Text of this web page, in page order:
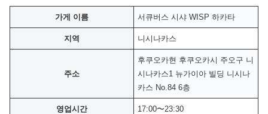
가게 이름 서큐버스 시샤 WISP 하카타
지역 니시나카스
주소
후쿠오카현 후쿠오카시 주오구 니
시나카스1 뉴가이아 빌딩 니시나
카스 No.84 6층
영업시간 17:00〜23:30